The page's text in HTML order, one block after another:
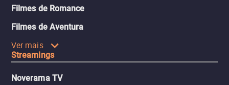
Filmes de Romance
Filmes de Aventura
Ver mais
Streamings
Noverama TV